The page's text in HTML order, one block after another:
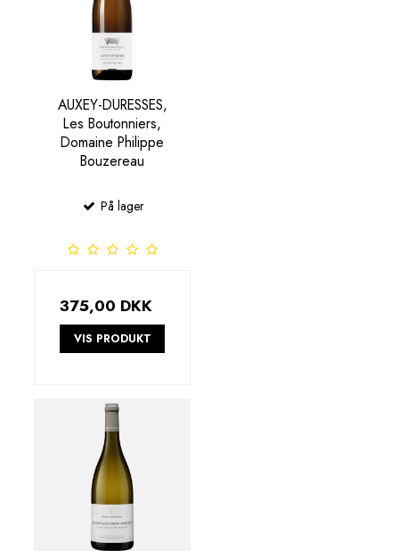
AUXEY-DURESSES,
Les Boutonniers,
Domaine Philippe
Bouzereau
På lager
375,00 DKK
VIS PRODUKT